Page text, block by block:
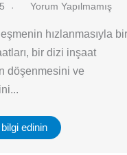
Yorum Yapılmamış
hızlanmasıyla
bir dizi inşaat
döşenmesini ve
edinin